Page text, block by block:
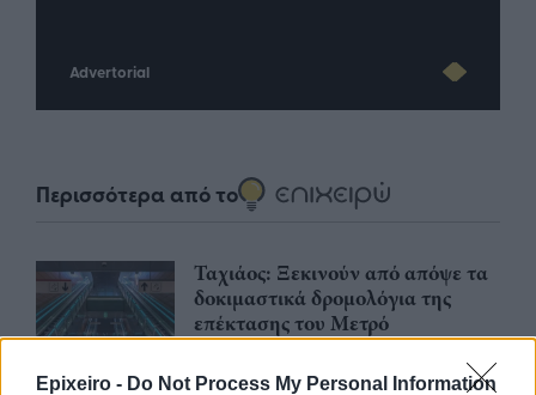
Epixeiro - Do Not Process My Personal Information
Advertorial
Περισσότερα από το
Ταχιάος: Ξεκινούν από απόψε τα
δοκιμαστικά δρομολόγια της
επέκτασης του Μετρό
Θεσσαλονίκης προς την
Καλαμαριά